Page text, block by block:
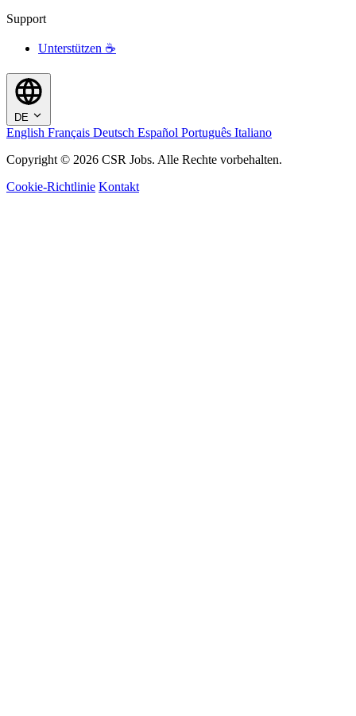
Support
Unterstützen ☕
DE
English Français Deutsch Español Português Italiano
Copyright © 2026 CSR Jobs. Alle Rechte vorbehalten.
Cookie-Richtlinie Kontakt